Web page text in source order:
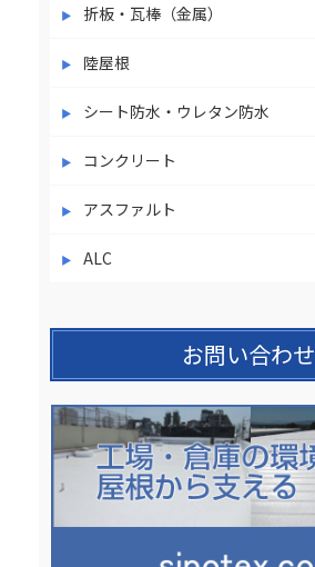
折板・瓦棒（金属）
陸屋根
シート防水・ウレタン防水
コンクリート
アスファルト
ALC
お問い合わせ